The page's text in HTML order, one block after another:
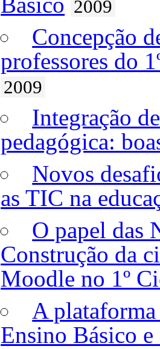
2009
Concepção
professores do
2009
Integração
pedagógica:
Novos
as TIC na
O papel das
Construção da
Moodle no 1º
A
Ensino Básico